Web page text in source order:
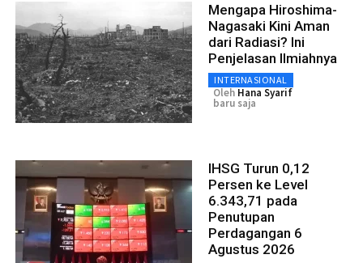
Mengapa Hiroshima-
Nagasaki Kini Aman
dari Radiasi? Ini
Penjelasan Ilmiahnya
INTERNASIONAL
Oleh Hana Syarif
baru saja
IHSG Turun 0,12
Persen ke Level
6.343,71 pada
Penutupan
Perdagangan 6
Agustus 2026